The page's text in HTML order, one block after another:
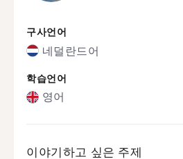
구사언어
네덜란드어
학습언어
영어
이야기하고 싶은 주제